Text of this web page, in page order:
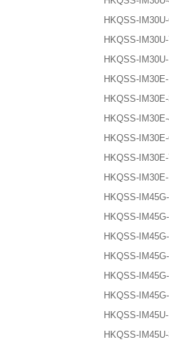
HKQSS-
HKQSS-
HKQSS-
HKQSS-
HKQSS-
HKQSS-
HKQSS-
HKQSS-
HKQSS-
HKQSS-
HKQSS-
HKQSS-
HKQSS-
HKQSS-
HKQSS-
HKQSS-
HKQSS-